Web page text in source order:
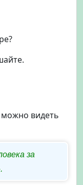
можно видеть
за